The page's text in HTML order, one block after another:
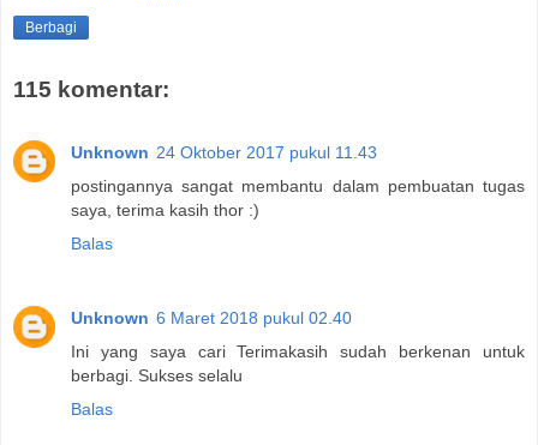
Berbagi
115 komentar:
Unknown 24 Oktober 2017 pukul 11.43
postingannya sangat membantu dalam pembuatan tugas
saya, terima kasih thor :)
Balas
Unknown 6 Maret 2018 pukul 02.40
Ini yang saya cari Terimakasih sudah berkenan untuk
berbagi. Sukses selalu
Balas